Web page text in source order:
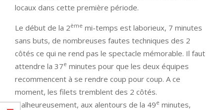
locaux dans cette première période.
Le début de la 2ème mi-temps est laborieux, 7 minutes
sans buts, de nombreuses fautes techniques des 2
côtés ce qui ne rend pas le spectacle mémorable. Il faut
attendre la 37e minutes pour que les deux équipes
recommencent à se rendre coup pour coup. A ce
moment, les filets tremblent des 2 côtés.
Malheureusement, aux alentours de la 49e minutes,